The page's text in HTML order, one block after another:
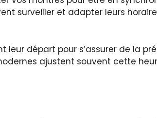
surveiller et adapter leurs
départ pour s’assurer de la
ajustent souvent cette